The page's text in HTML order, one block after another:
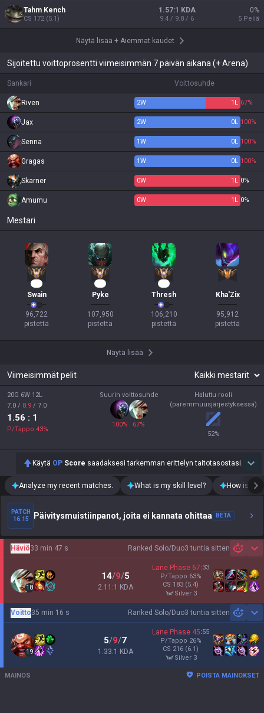
Tahm Kench
CS 172(5.1)
1.57:1 KDA
9.4 / 9.8 / 6
0%
5 Peliä
Näytä lisää + Aiemmat kaudet
Sijoitettu voittoprosentti viimeisimmän 7 päivän aikana (+ Arena)
Sankari Voittosuhde
Riven 2W 1 L 67%
Jax 2W 0L 100%
Senna 1W 0L 100%
Gragas 1W 0L 100%
Skarner 0W 1 L 0%
Amumu 0W 1 L 0%
Mestari
Swain
96,722
pistettä
Pyke
107,950
pistettä
Thresh
106,210
pistettä
Kha'Zix
95,912
pistettä
Näytä lisää
Viimeisimmät pelit
20G 6W 12L
7.0 / 8.9 / 7.0
1.56 : 1
P/Tappo 43%
Suurin voittosuhde
100% 67%
Haluttu rooli
(paremmuusjärjestyksessä)
52%
Käytä OP Score saadaksesi tarkemman erittelyn taitotasostasi.
Analyze my recent matches. What is my skill level? How is my
PATCH
16.15
Päivitysmuistiinpanot, joita ei kannata ohittaa BETA
Ranked Solo/Duo3 tuntia sitten
Häviö33 min 47 s
18
14/9/5
2.11:1 KDA
Lane Phase 67:33
P/Tappo 63%
CS 183 (5.4)
silver 3
Ranked Solo/Duo3 tuntia sitten
Voitto35 min 16 s
19
5/9/7
1.33:1 KDA
Lane Phase 45:55
P/Tappo 26%
CS 216 (6.1)
silver 3
MAINOS POISTA MAINOKSET